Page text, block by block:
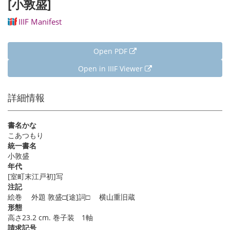
[小敦盛]
IIIF Manifest
Open PDF
Open in IIIF Viewer
詳細情報
書名かな
こあつもり
統一書名
小敦盛
年代
[室町末江戸初]写
注記
絵巻 外題 敦盛□[途]詞□ 横山重旧蔵
形態
高さ23.2 cm. 巻子装 1軸
請求記号